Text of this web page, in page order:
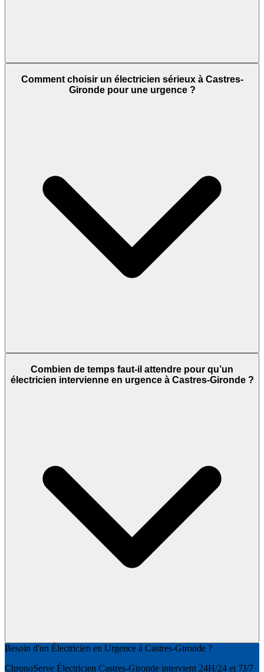
Comment choisir un électricien sérieux à Castres-
Gironde pour une urgence ?
Combien de temps faut-il attendre pour qu’un
électricien intervienne en urgence à Castres-Gironde ?
Besoin d'un Électricien en Urgence à Castres-Gironde ?
ChronoServe Électricien Castres-Gironde intervient 24H/24 et 7J/7